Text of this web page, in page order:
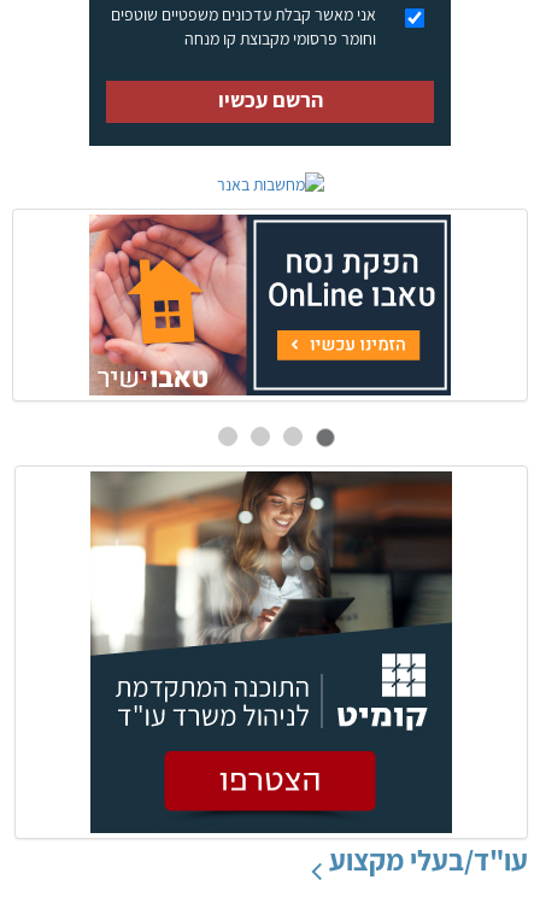
אני מאשר קבלת עדכונים משפטיים שוטפים
וחומר פרסומי מקבוצת קו מנחה
הרשם עכשיו
עו"ד/בעלי מקצוע